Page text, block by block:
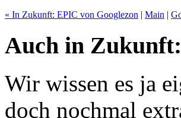
« In Zukunft: EPIC von Googlezon | Main |
Auch in
Wir wissen es ja
doch nochmal